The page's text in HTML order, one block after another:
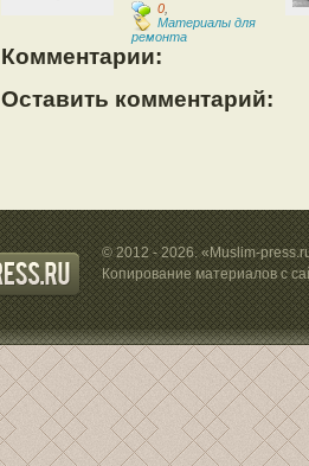
0,
Материалы для
ремонта
Комментарии:
Оставить комментарий:
© 2012 - 2026. «Muslim-
Копирование материалов с